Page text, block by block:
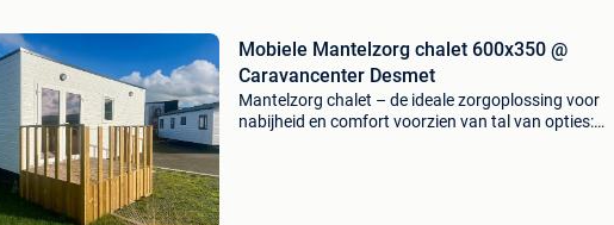
Mobiele Mantelzorg chalet 600x350 @
Caravancenter Desmet
Mantelzorg chalet – de ideale zorgoplossing voor
nabijheid en comfort voorzien van tal van opties: